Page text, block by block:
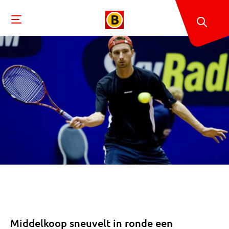
Middelkoop sneuvelt in ronde een